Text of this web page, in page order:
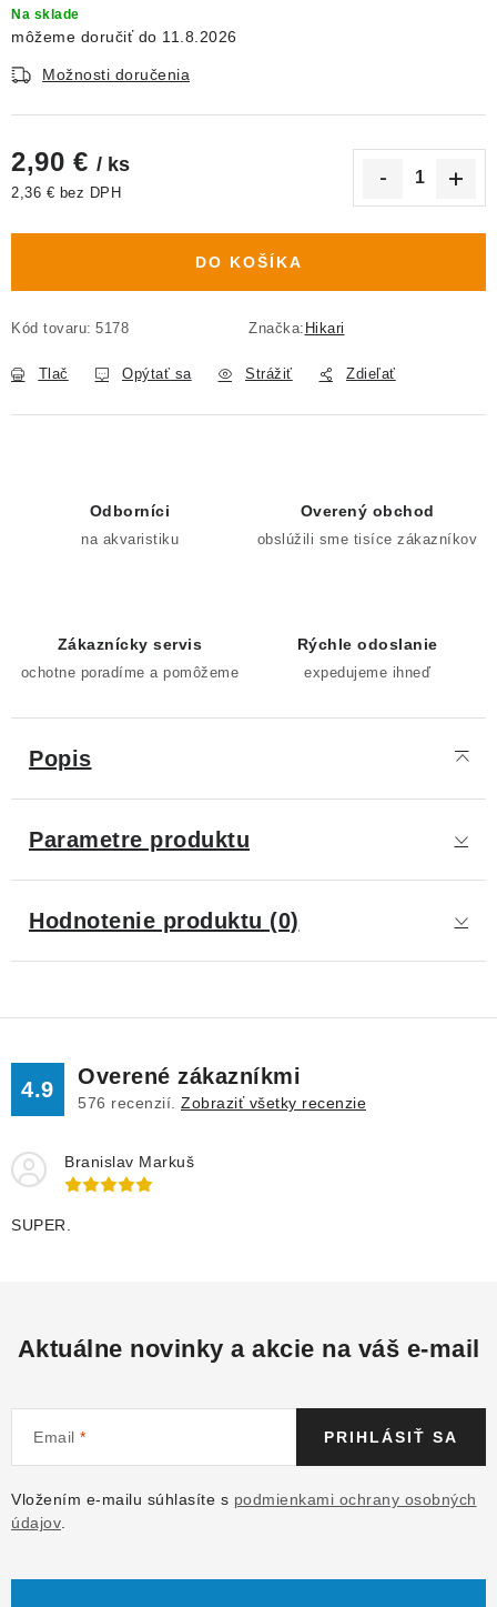
Na sklade
11.8.2026
Možnosti doručenia
2,90 € / ks
2,36 € bez DPH
DO KOŠÍKA
Kód tovaru: 5178 Značka: Hikari
Tlač Opýtať sa Strážiť Zdieľať
Odborníci
na akvaristiku
Overený obchod
obslúžili sme tisíce zákazníkov
Zákaznícky servis
ochotne poradíme a pomôžeme
Rýchle odoslanie
expedujeme ihneď
Popis
Parametre produktu
Hodnotenie produktu (0)
4.9
Overené zákazníkmi
576 recenzií. Zobraziť všetky recenzie
Branislav Markuš
SUPER.
Aktuálne novinky a akcie na váš e-mail
Email
Vložením e-mailu súhlasíte s podmienkami ochrany osobných
údajov
PRIHLÁSIŤ SA